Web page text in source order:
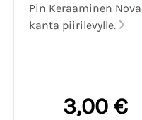
Pin Keraaminen
kanta piirilevylle.
3,00 €